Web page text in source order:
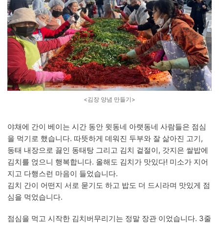
<김장 양념 만들기>
야채에 간이 베이는 시간 동안 윗동네 아랫동네 사람들은 점심
을 먹기로 했습니다. 따뜻하게 데워진 두부와 잘 삶아진 고기,
동태 내장으로 끓인 동태탕 그리고 김치 겉절이, 갓지은 쌀밥에
김치를 얹으니 행복합니다. 올해도 김치가 맛있다! 미소가 지어
지고 다행스런 마음이 들었습니다.
김치 간이 어떤지 서로 묻기도 하고 밥도 더 드시라며 맛있게 점
심을 먹었습니다.
점심을 먹고 시작한 김치버무리기는 정말 장관 이었습니다. 3줄